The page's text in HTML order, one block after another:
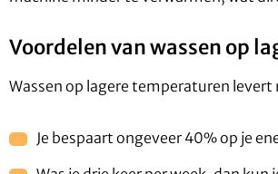
Voordelen van wassen op
Wassen op lagere temperaturen
Je bespaart ongeveer 40% op je